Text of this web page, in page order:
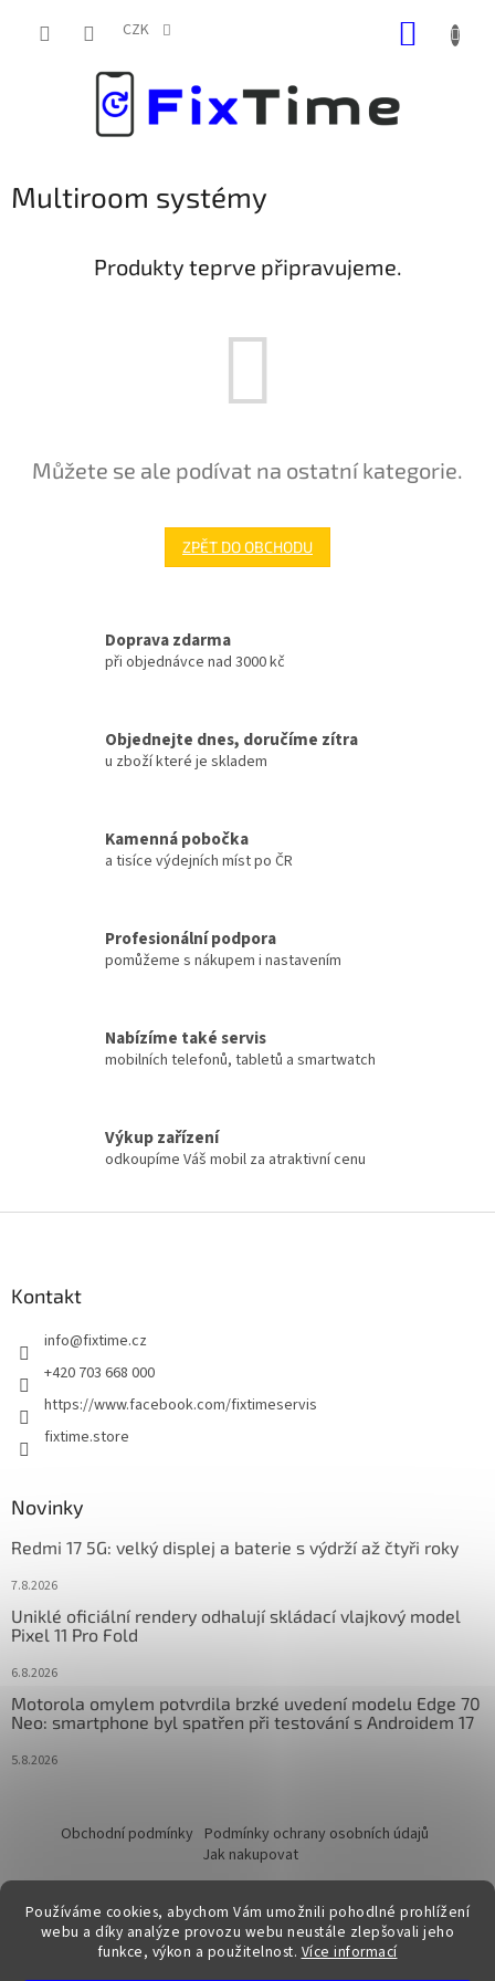
Používáme cookies, abychom Vám umožnili pohodlné prohlížení
webu a díky analýze provozu webu neustále zlepšovali jeho
funkce, výkon a použitelnost. Více informací
CZK
Multiroom systémy
Produkty teprve připravujeme.
Můžete se ale podívat na ostatní kategorie.
ZPĚT DO OBCHODU
Doprava zdarma
při objednávce nad 3000 kč
Objednejte dnes, doručíme zítra
u zboží které je skladem
Kamenná pobočka
a tisíce výdejních míst po ČR
Profesionální podpora
pomůžeme s nákupem i nastavením
Nabízíme také servis
mobilních telefonů, tabletů a smartwatch
Výkup zařízení
odkoupíme Váš mobil za atraktivní cenu
Kontakt
info@fixtime.cz
+420 703 668 000
https://www.facebook.com/fixtimeservis
fixtime.store
Novinky
Redmi 17 5G: velký displej a baterie s výdrží až čtyři roky
7.8.2026
Uniklé oficiální rendery odhalují skládací vlajkový model
Pixel 11 Pro Fold
6.8.2026
Motorola omylem potvrdila brzké uvedení modelu Edge 70
Neo: smartphone byl spatřen při testování s Androidem 17
5.8.2026
Obchodní podmínky Podmínky ochrany osobních údajů
Jak nakupovat
Vytvořil Shoptet